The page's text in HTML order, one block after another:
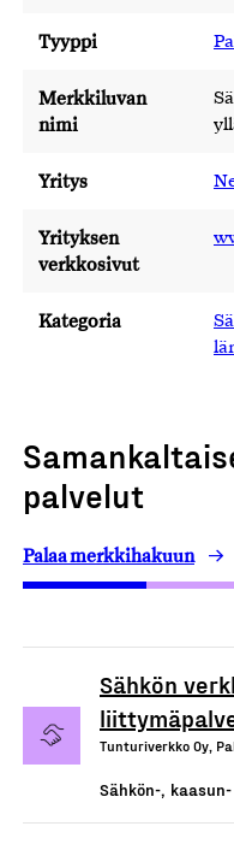
Tyyppi
Merkkiluvan
nimi
Yritys
Yrityksen
verkkosivut
Kategoria
palvelut
Palaa merkkihakuun
Sähkön
Tunturiverkko Oy,
Sähkön-,